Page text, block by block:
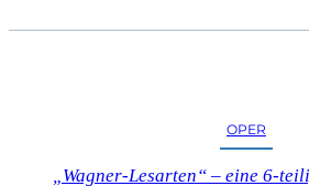
OPER
„Wagner-Lesarten“ – eine 6-